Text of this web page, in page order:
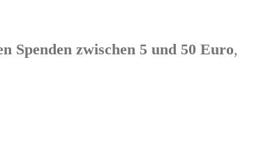
Spenden zwischen 5 und 50 Euro,